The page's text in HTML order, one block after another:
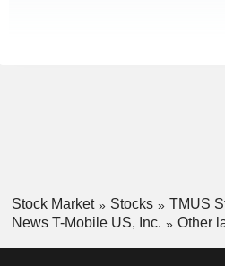
Stock Market Stocks
TMUS
News T-Mobile US, Inc.
Other